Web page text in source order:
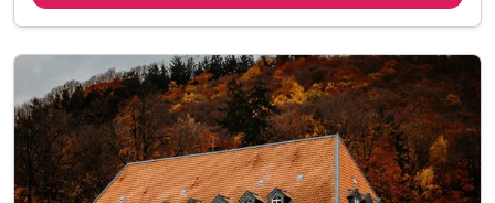
Nutzung unserer Badelandschaft-Innen- & Außenpool
inkl. Saunalandschaft mit drei Saunen
inkl. Bademantel & Saunatuch für ihren Aufenthalt
inkl. Ruheraum mit Panorama-Fenster
inkl. Sonnenterrasse mit Blick auf die Burgberg